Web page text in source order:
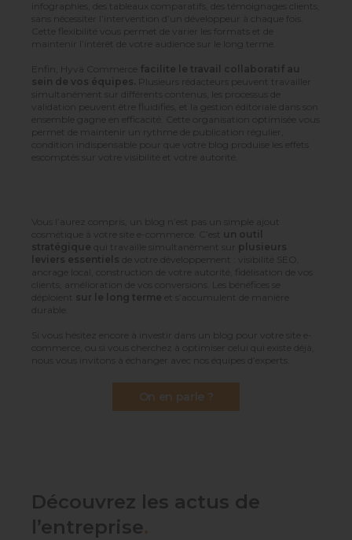
infographies, des tableaux comparatifs, des témoignages clients,
sans nécessiter l’intervention d’un développeur à chaque fois.
Cette flexibilité vous permet de varier les formats et de
maintenir l’intérêt de votre audience sur le long terme.
Enfin, Hyvä Commerce facilite le travail collaboratif au
sein de vos équipes. Plusieurs rédacteurs peuvent travailler
simultanément sur différents contenus, les processus de
validation peuvent être fluidifiés, et la gestion éditoriale dans son
ensemble gagne en efficacité. Cette organisation optimisée vous
permet de maintenir un rythme de publication régulier,
condition indispensable pour que votre blog produise les effets
escomptés sur votre visibilité et votre autorité.
Vous l’aurez compris, un blog n’est pas un simple ajout
cosmétique à votre site e-commerce. C’est un outil
stratégique qui travaille simultanément sur plusieurs
leviers essentiels de votre développement : visibilité SEO,
ancrage local, construction de votre autorité, fidélisation de vos
clients, amélioration de vos conversions. Les bénéfices se
déploient sur le long terme et s’accumulent de manière
durable.
Si vous hésitez encore à investir dans un blog pour votre site e-
commerce, ou si vous cherchez à optimiser celui qui existe déjà,
nous vous invitons à échanger avec nos équipes d’experts.
On en parle ?
Découvrez les actus de
l’entreprise.